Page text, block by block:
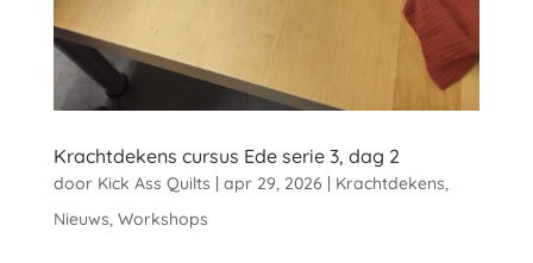
Krachtdekens cursus Ede serie 3, dag 2
door Kick Ass Quilts | apr 29, 2026 | Krachtdekens,
Nieuws, Workshops